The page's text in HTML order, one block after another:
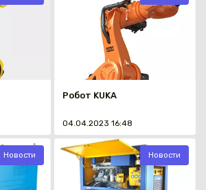
Робот KUKA
04.04.2023 16:48
Новости Новости